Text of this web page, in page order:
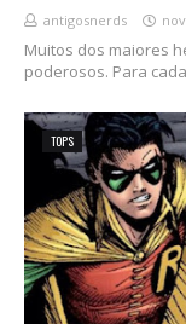
antigosnerds
Muitos dos maiores
poderosos. Para
TOPS